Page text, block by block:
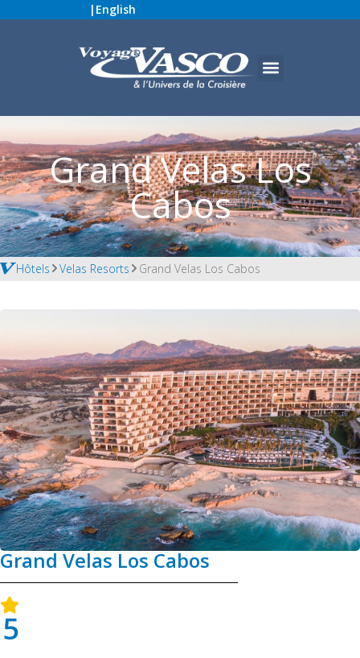
| English
Grand Velas Los
Cabos
Hôtels Velas Resorts Grand Velas Los Cabos
Grand Velas Los Cabos
5